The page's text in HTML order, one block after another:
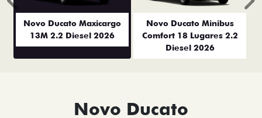
Novo Ducato Maxicargo
13M 2.2 Diesel 2026
Novo Ducato Minibus
Comfort 18 Lugares 2.2
Diesel 2026
Anterior
Novo Ducato